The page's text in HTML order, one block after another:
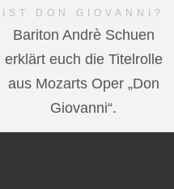
IST DON GIOVANNI?
Bariton Andrè Schuen
erklärt euch die Titelrolle
aus Mozarts Oper „Don
Giovanni“.